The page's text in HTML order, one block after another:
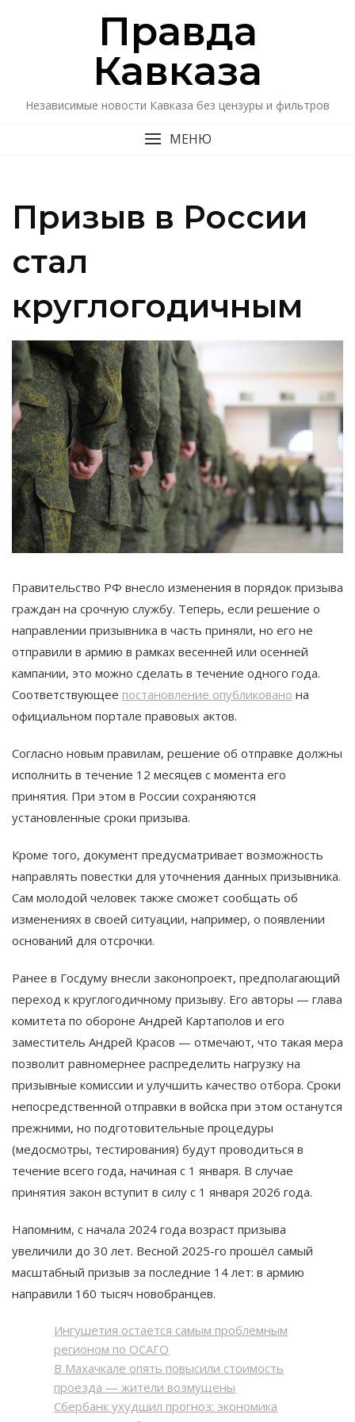
Правда
Кавказa
Независимые новости Кавказа без цензуры и фильтров
МЕНЮ
Призыв в России
стал
круглогодичным
Правительство РФ внесло изменения в порядок призыва
граждан на срочную службу. Теперь, если решение о
направлении призывника в часть приняли, но его не
отправили в армию в рамках весенней или осенней
кампании, это можно сделать в течение одного года.
Соответствующее постановление опубликовано на
официальном портале правовых актов.
Согласно новым правилам, решение об отправке должны
исполнить в течение 12 месяцев с момента его
принятия. При этом в России сохраняются
установленные сроки призыва.
Кроме того, документ предусматривает возможность
направлять повестки для уточнения данных призывника.
Сам молодой человек также сможет сообщать об
изменениях в своей ситуации, например, о появлении
оснований для отсрочки.
Ранее в Госдуму внесли законопроект, предполагающий
переход к круглогодичному призыву. Его авторы — глава
комитета по обороне Андрей Картаполов и его
заместитель Андрей Красов — отмечают, что такая мера
позволит равномернее распределить нагрузку на
призывные комиссии и улучшить качество отбора. Сроки
непосредственной отправки в войска при этом останутся
прежними, но подготовительные процедуры
(медосмотры, тестирования) будут проводиться в
течение всего года, начиная с 1 января. В случае
принятия закон вступит в силу с 1 января 2026 года.
Напомним, с начала 2024 года возраст призыва
увеличили до 30 лет. Весной 2025-го прошёл самый
масштабный призыв за последние 14 лет: в армию
направили 160 тысяч новобранцев.
Ингушетия остается самым проблемным
регионом по ОСАГО
В Махачкале опять повысили стоимость
проезда — жители возмущены
Сбербанк ухудшил прогноз: экономика